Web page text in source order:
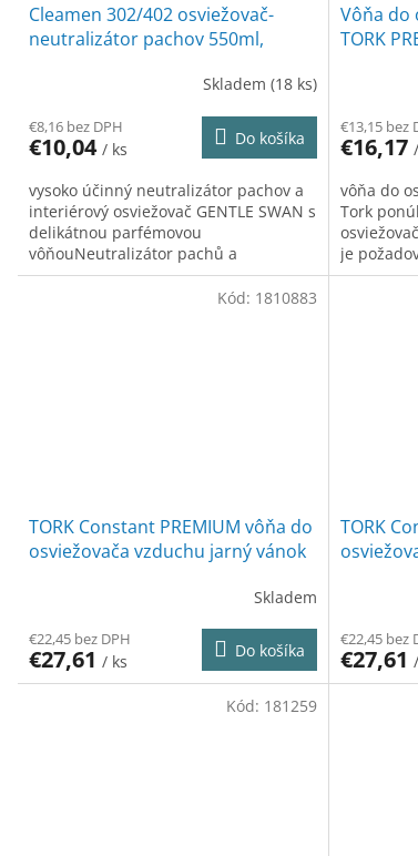
Cleamen 302/402 osviežovač-
neutralizátor pachov 550ml,
Skladem (18 ks)
€8,16 bez DPH
€10,04 / ks
Do košíka
vysoko účinný neutralizátor pachov a
interiérový osviežovač GENTLE SWAN s
delikátnou parfémovou
vôňouNeutralizátor pachů a
interiérový osvěžovač GENTLE SWAN
Vôňa do
TORK
€13,15 bez
€16,17
vôňa do
Tork
je
TORK Constant PREMIUM vôňa do
osviežovača vzduchu jarný vánok
Skladem
€22,45 bez DPH
€27,61 / ks
Do košíka
Kód: 1810883
TORK
€22,45 bez
€27,61
Kód: 181259